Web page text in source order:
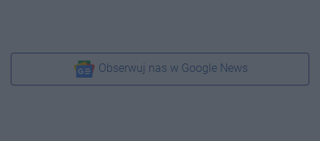
Obserwuj nas w Google News